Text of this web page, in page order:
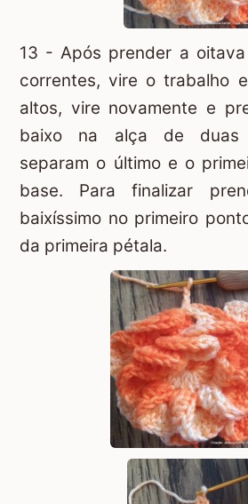
13 - Após prender a
correntes, vire o trabalho
altos, vire novamente e
baixo na alça de duas
separam o último e o
base. Para finalizar
baixíssimo no primeiro
da primeira pétala.